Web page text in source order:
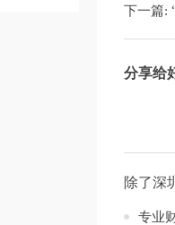
下一篇:
分享给
除了深
专业